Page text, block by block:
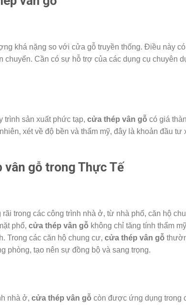
khá nặng so với cửa gỗ truyền thống. Điều này
chuyển. Cần có sự hỗ trợ của các dụng cụ chuyên
trình sản xuất phức tạp, cửa thép vân gỗ có giá
xét về độ bền và thẩm mỹ, đây là khoản đầu tư
vân gỗ trong Thực Tế
trong các công trình nhà ở, từ nhà phố, căn hộ
phố, cửa thép vân gỗ không chỉ tăng tính thẩm
Trong các căn hộ chung cư, cửa thép vân gỗ
phòng, tạo nên sự đồng bộ và sang trọng.
nhà ở, cửa thép vân gỗ còn được ứng dụng trong